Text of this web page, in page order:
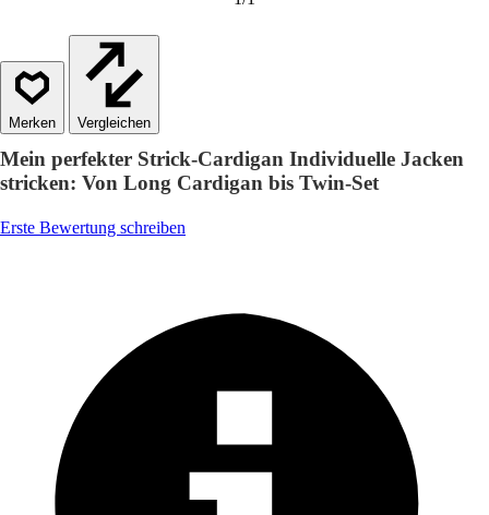
Vergleichen
Mein perfekter Strick-Cardigan Individuelle Jacken
stricken: Von Long Cardigan bis Twin-Set
Erste Bewertung schreiben